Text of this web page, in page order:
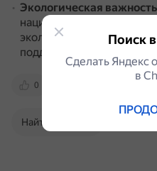
Экологическая важность
национального парка, что
экологическую важность
поддержании
0
Найти в Поиске
Поиск
Сделать Яндекс
в